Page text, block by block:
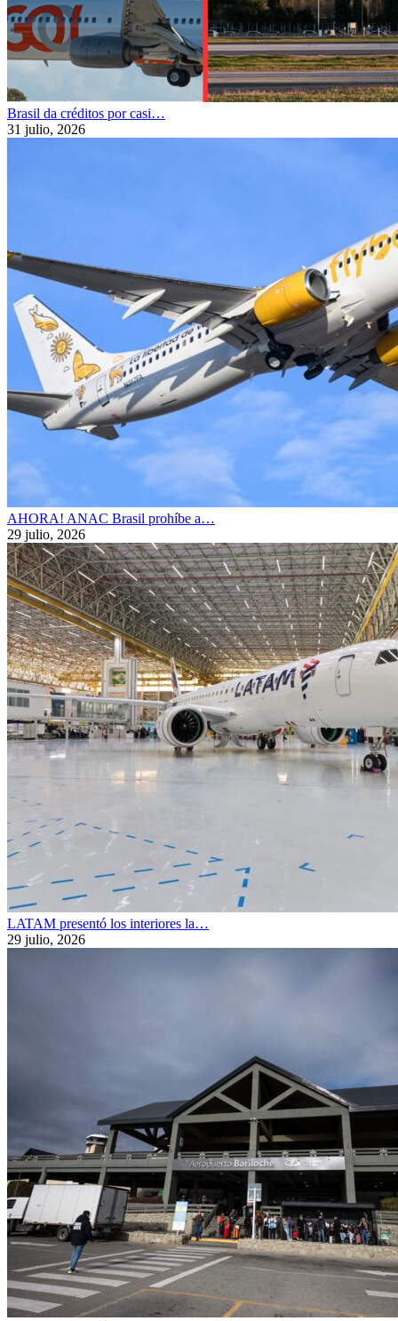
Brasil da créditos por casi…
31 julio, 2026
AHORA! ANAC Brasil prohíbe a…
29 julio, 2026
LATAM presentó los interiores la…
29 julio, 2026